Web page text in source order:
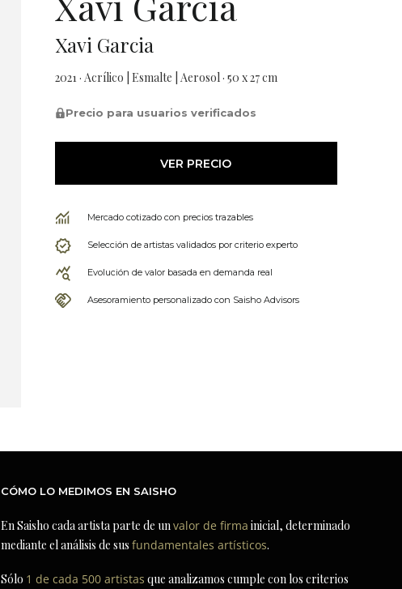
Xavi Garcia
2021 · Acrílico | Esmalte | Aerosol · 50 x 27 cm
Precio para usuarios verificados
VER PRECIO
Mercado cotizado con precios trazables
Selección de artistas validados por criterio experto
Evolución de valor basada en demanda real
Asesoramiento personalizado con Saisho Advisors
CÓMO LO MEDIMOS EN SAISHO
En Saisho cada artista parte de unvalor de firma inicial, determinado
mediante el análisis de susfundamentales artísticos.
Sólo 1 de cada 500 artistas que analizamos cumple con los criterios